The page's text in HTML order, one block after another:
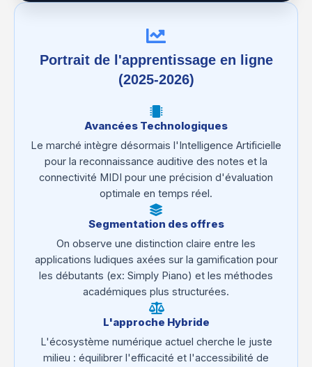
Portrait de l'apprentissage en ligne
(2025-2026)
Avancées Technologiques
Le marché intègre désormais l'Intelligence Artificielle
pour la reconnaissance auditive des notes et la
connectivité MIDI pour une précision d'évaluation
optimale en temps réel.
Segmentation des offres
On observe une distinction claire entre les
applications ludiques axées sur la gamification pour
les débutants (ex: Simply Piano) et les méthodes
académiques plus structurées.
L'approche Hybride
L'écosystème numérique actuel cherche le juste
milieu : équilibrer l'efficacité et l'accessibilité de